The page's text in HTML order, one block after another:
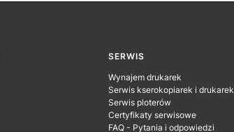
SERWIS
Wynajem drukarek
Serwis kserokopiarek i drukarek
Serwis ploterów
Certyfikaty serwisowe
FAQ - Pytania i odpowiedzi